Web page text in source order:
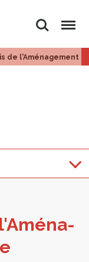
Rechercher
Menu
de l'Aménagement